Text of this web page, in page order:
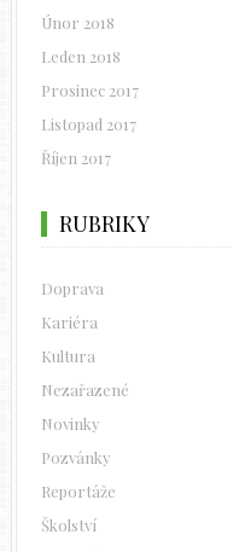
Únor 2018
Leden 2018
Prosinec 2017
Listopad 2017
Říjen 2017
RUBRIKY
Doprava
Kariéra
Kultura
Nezařazené
Novinky
Pozvánky
Reportáže
Školství